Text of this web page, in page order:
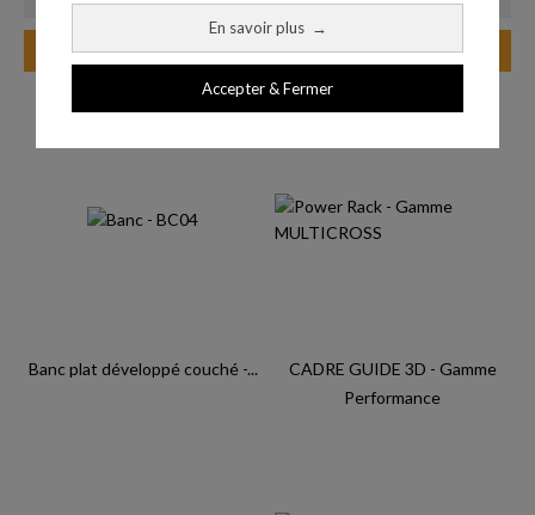
En savoir plus →
Accepter & Fermer
Ajouter au panier Ajouter au panier
Banc plat développé couché -...
CADRE GUIDE 3D - Gamme
Performance